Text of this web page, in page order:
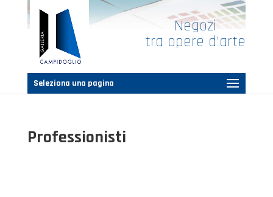
Negozi
tra opere d’arte
Seleziona una pagina
Professionisti